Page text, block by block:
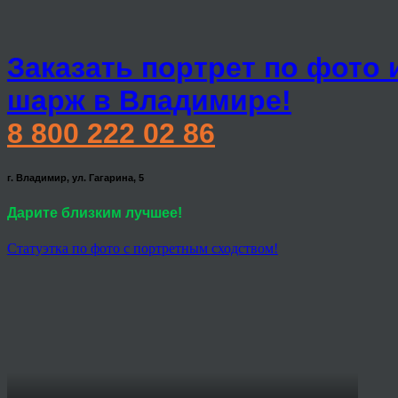
Заказать портрет по фото
шарж в Владимире!
8 800 222 02 86
г. Владимир, ул. Гагарина, 5
Дарите близким лучшее!
Статуэтка по фото с портретным сходством!